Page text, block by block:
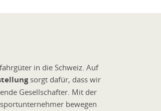
in die Schweiz. Auf
sorgt dafür, dass wir
Gesellschafter. Mit der
bewegen